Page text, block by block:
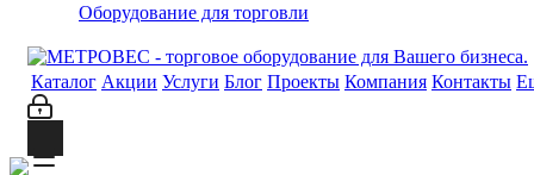
Оборудование для торговли
Каталог Акции Услуги Блог Проекты Компания Контакты